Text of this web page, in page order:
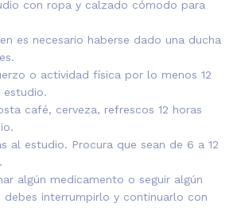
con ropa y calzado cómodo para
es necesario haberse dado una ducha
o actividad física por lo menos 12
estudio.
café, cerveza, refrescos 12 horas
al estudio. Procura que sean de 6 a 12
algún medicamento o seguir algún
interrumpirlo y continuarlo con